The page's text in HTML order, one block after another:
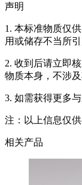
声明
1. 本标准物质仅
用或储存不当所
2. 收到后请立即
物质本身，不涉及
3. 如需获得更多
注：以上信息仅
相关产品